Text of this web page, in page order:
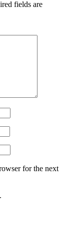
fields are
for the next